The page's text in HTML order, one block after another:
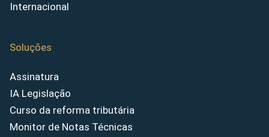
Internacional
Soluções
Assinatura
IA Legislação
Curso da reforma tributária
Monitor de Notas Técnicas